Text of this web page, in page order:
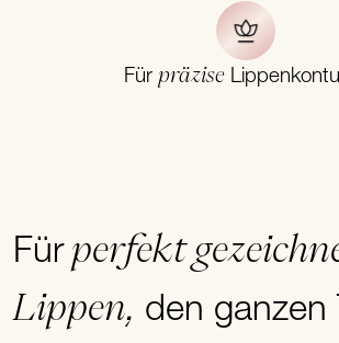
Für präzise
Fürperfekt
Lippen, den ganzen